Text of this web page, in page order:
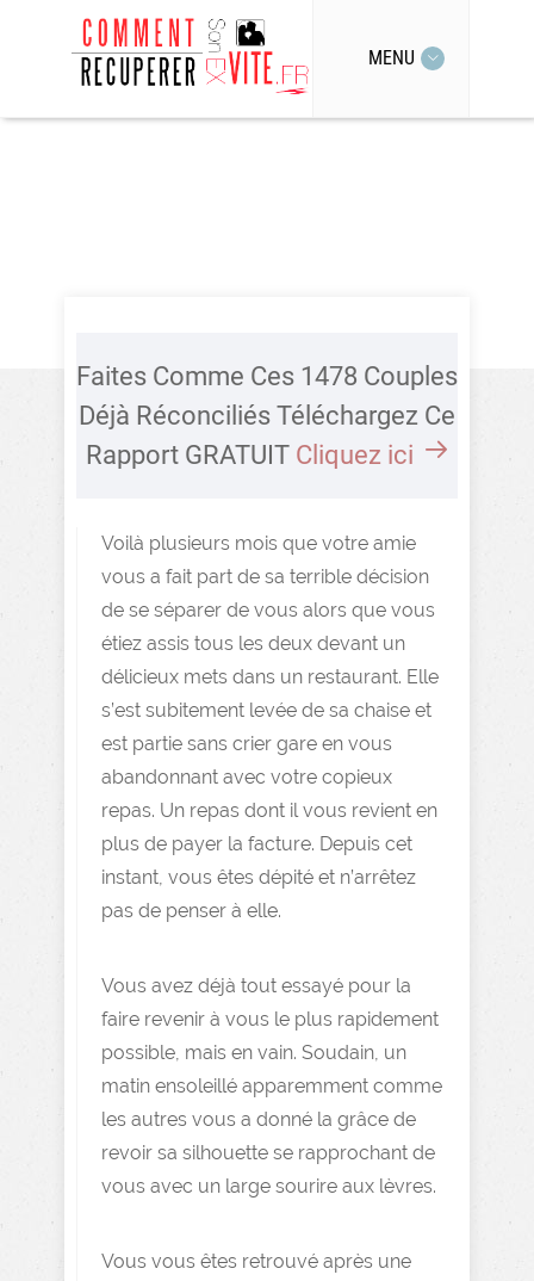
MENU
Faites Comme Ces 1478 Couples
Déjà Réconciliés Téléchargez Ce
Rapport GRATUIT Cliquez ici
Voilà plusieurs mois que votre amie
vous a fait part de sa terrible décision
de se séparer de vous alors que vous
étiez assis tous les deux devant un
délicieux mets dans un restaurant. Elle
s’est subitement levée de sa chaise et
est partie sans crier gare en vous
abandonnant avec votre copieux
repas. Un repas dont il vous revient en
plus de payer la facture. Depuis cet
instant, vous êtes dépité et n’arrêtez
pas de penser à elle.
Vous avez déjà tout essayé pour la
faire revenir à vous le plus rapidement
possible, mais en vain. Soudain, un
matin ensoleillé apparemment comme
les autres vous a donné la grâce de
revoir sa silhouette se rapprochant de
vous avec un large sourire aux lèvres.
Vous vous êtes retrouvé après une